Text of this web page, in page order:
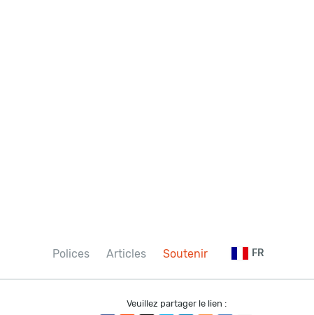
Polices Articles Soutenir FR
Veuillez partager le lien :